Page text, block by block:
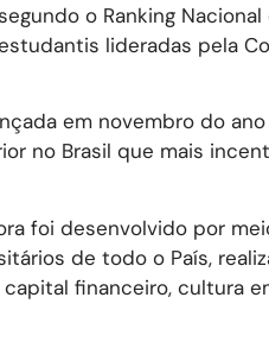
o Ranking
lideradas pela
em novembro do
no Brasil que mais
foi desenvolvido por
de todo o País,
financeiro, cultura